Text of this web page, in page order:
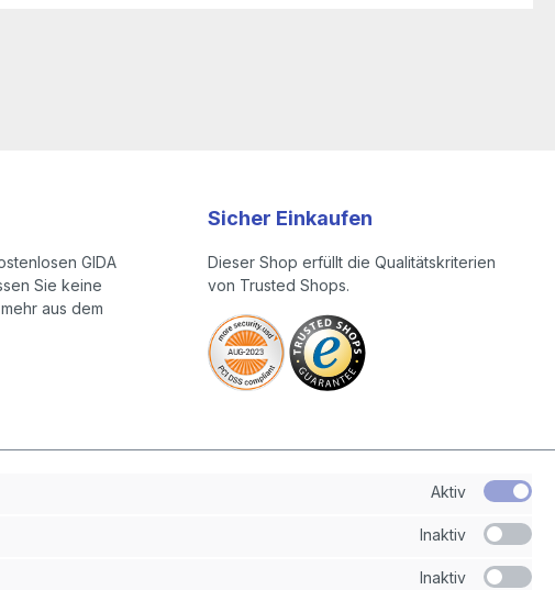
GIDA
Sie keine
aus dem
Sicher Einkaufen
Dieser Shop erfüllt die Qualitätskriterien
von Trusted Shops.
Aktiv
Inaktiv
Inaktiv